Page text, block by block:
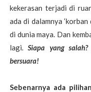
kekerasan terjadi di
ada di dalamnya
di dunia maya. Dan
lagi.Siapa yang
bersuara!
Sebenarnya ada